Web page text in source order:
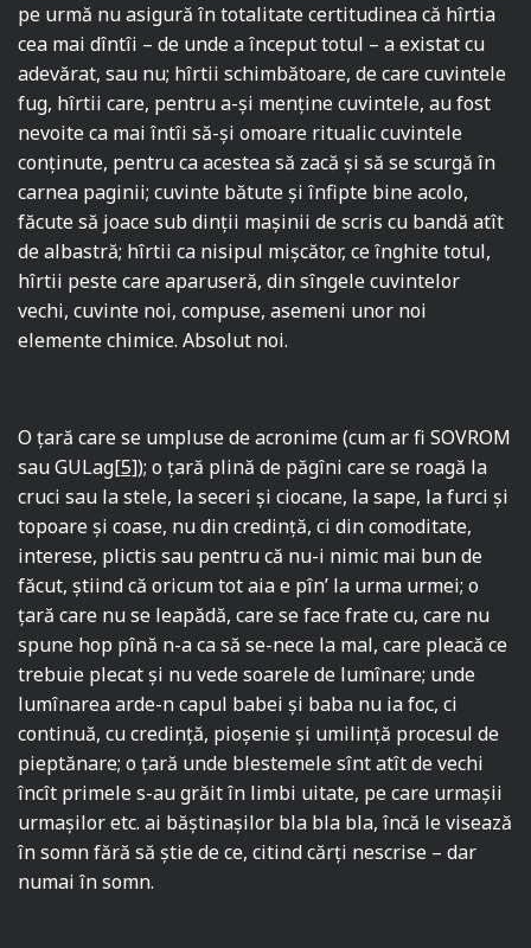
pe urmă nu asigură în totalitate certitudinea că hîrtia
cea mai dîntîi – de unde a început totul – a existat cu
adevărat, sau nu; hîrtii schimbătoare, de care cuvintele
fug, hîrtii care, pentru a-şi menţine cuvintele, au fost
nevoite ca mai întîi să-şi omoare ritualic cuvintele
conţinute, pentru ca acestea să zacă şi să se scurgă în
carnea paginii; cuvinte bătute şi înfipte bine acolo,
făcute să joace sub dinţii maşinii de scris cu bandă atît
de albastră; hîrtii ca nisipul mişcător, ce înghite totul,
hîrtii peste care aparuseră, din sîngele cuvintelor
vechi, cuvinte noi, compuse, asemeni unor noi
elemente chimice. Absolut noi.
O ţară care se umpluse de acronime (cum ar fi SOVROM
sau GULag[5]); o ţară plină de păgîni care se roagă la
cruci sau la stele, la seceri şi ciocane, la sape, la furci şi
topoare şi coase, nu din credinţă, ci din comoditate,
interese, plictis sau pentru că nu-i nimic mai bun de
făcut, ştiind că oricum tot aia e pîn’ la urma urmei; o
ţară care nu se leapădă, care se face frate cu, care nu
spune hop pînă n-a ca să se-nece la mal, care pleacă ce
trebuie plecat şi nu vede soarele de lumînare; unde
lumînarea arde-n capul babei şi baba nu ia foc, ci
continuă, cu credinţă, pioşenie şi umilinţă procesul de
pieptănare; o ţară unde blestemele sînt atît de vechi
încît primele s-au grăit în limbi uitate, pe care urmaşii
urmaşilor etc. ai băştinaşilor bla bla bla, încă le visează
în somn fără să ştie de ce, citind cărţi nescrise – dar
numai în somn.